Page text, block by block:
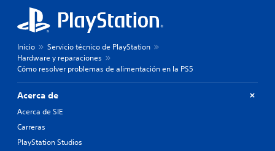
Inicio
Servicio técnico de PlayStation
Hardware y reparaciones
Cómo resolver problemas de alimentación en la PS5
Acerca de
Acerca de SIE
Carreras
PlayStation Studios